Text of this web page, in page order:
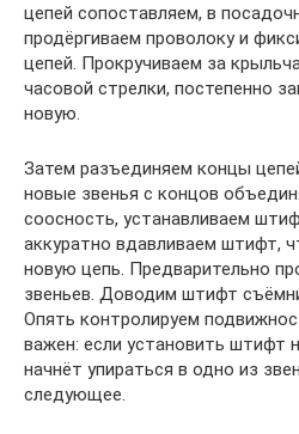
цепей сопоставляем, в
продёргиваем проволоку и
цепей. Прокручиваем за
часовой стрелки, постепенно
новую.
Затем разъединяем концы
новые звенья с концов
соосность, устанавливаем
аккуратно вдавливаем штифт,
новую цепь. Предварительно
звеньев. Доводим штифт
Опять контролируем
важен: если установить штифт
начнёт упираться в одно из
следующее.